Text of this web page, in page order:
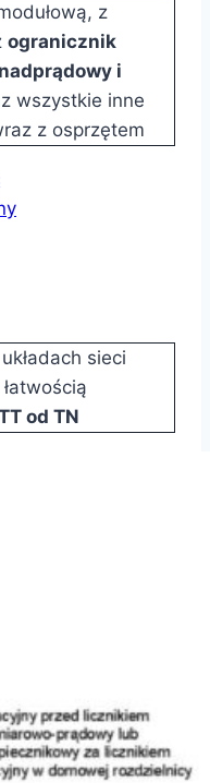
z
ogranicznik
i
wszystkie inne
z osprzętem
sieci
od TN